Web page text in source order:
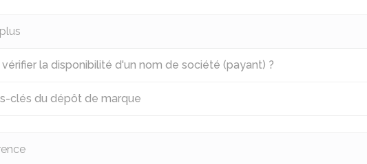
la disponibilité d'un nom de société (payant) ?
clés du dépôt de marque